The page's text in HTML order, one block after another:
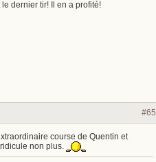
dernier tir! Il en a profité!
#65
course de Quentin et
non plus.